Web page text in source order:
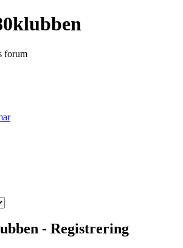
forum
- Registrering